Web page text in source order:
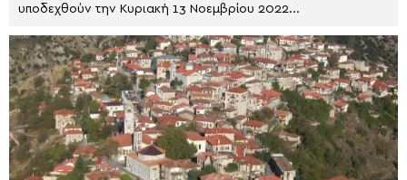
υποδεχθούν την Κυριακή 13 Νοεμβρίου 2022...